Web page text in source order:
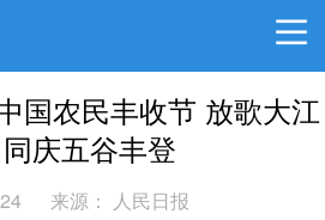
国农民丰收节 放歌大江
庆五谷丰登
来源： 人民日报